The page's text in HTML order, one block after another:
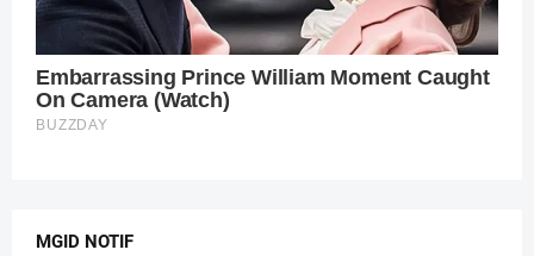
MGID NOTIF